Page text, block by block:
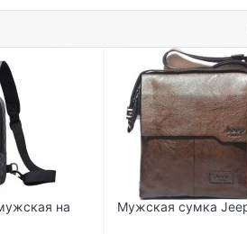
на
Мужская сумка